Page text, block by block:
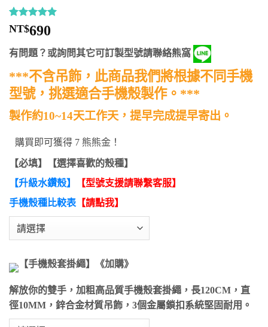
評分5/
5，已有
9
位
分
NT$690
有問題？或詢問其它可訂製型號請聯絡熊窩
***不含吊飾，此商品我們將根據不同手機
型號，挑選適合手機殼製作。***
製作約10~14天工作天，提早完成提早寄出。
購買即可獲得 7 熊熊金！
【必填】【選擇喜歡的殼種】
【升級水鑽殼】
【型號支援請聯繫客服】
手機殼種比較表 【請點我】
【手機殼套掛繩】《加購》
解放你的雙手，加粗高品質手機殼套掛繩，長120CM，直
徑10MM，鋅合金材質吊飾，3個金屬鎖扣系統堅固耐用。